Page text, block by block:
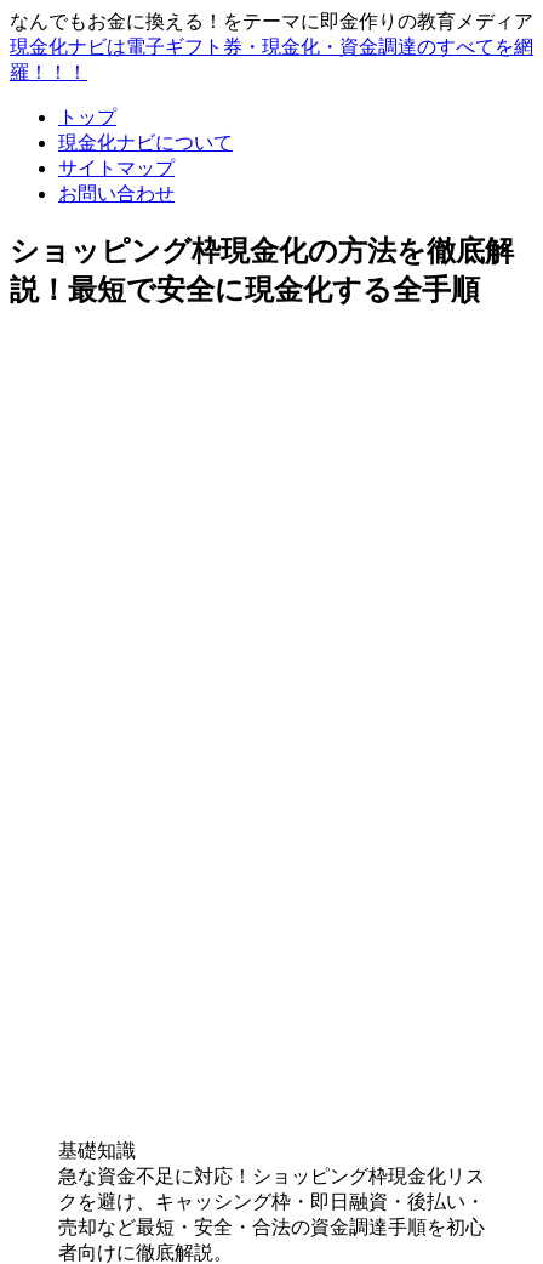
なんでもお金に換える！をテーマに即金作りの教育メディア
現金化ナビは電子ギフト券・現金化・資金調達のすべてを網
羅！！！
トップ
現金化ナビについて
サイトマップ
お問い合わせ
ショッピング枠現金化の方法を徹底解
説！最短で安全に現金化する全手順
基礎知識
急な資金不足に対応！ショッピング枠現金化リス
クを避け、キャッシング枠・即日融資・後払い・
売却など最短・安全・合法の資金調達手順を初心
者向けに徹底解説。